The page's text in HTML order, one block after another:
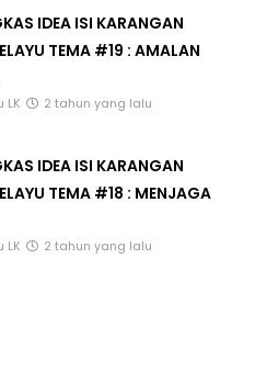
IDEA ISI KARANGAN
TEMA #19 : AMALAN
LK 2 tahun yang lalu
IDEA ISI KARANGAN
TEMA #18 : MENJAGA
LK 2 tahun yang lalu